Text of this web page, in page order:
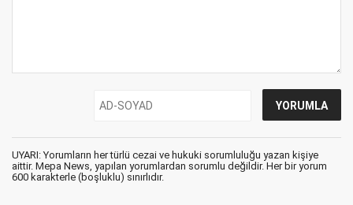
UYARI: Yorumların her türlü cezai ve hukuki sorumluluğu yazan kişiye
aittir. Mepa News, yapılan yorumlardan sorumlu değildir. Her bir yorum
600 karakterle (boşluklu) sınırlıdır.